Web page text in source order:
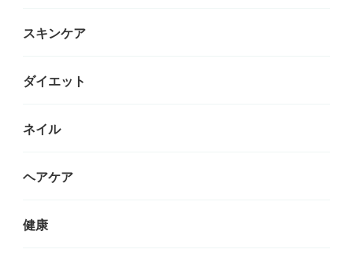
スキンケア
ダイエット
ネイル
ヘアケア
健康